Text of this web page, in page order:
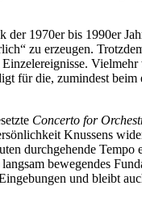
1970er bis 1990er
zu erzeugen.
für die, zumindest
Concerto for
Knussens
durchgehende
bewegendes
und bleibt